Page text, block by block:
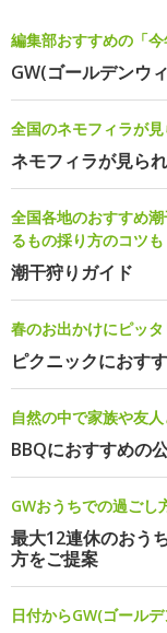
編集部おすすめの「
GW(ゴールデンウ
全国のネモフィラが
ネモフィラが見ら
全国各地のおすすめ
るもの採り方のコツも
潮干狩りガイド
春のお出かけにピッタ
ピクニックにおす
自然の中で家族や友
BBQにおすすめの
GWおうちでの過ごし
最大12連休のおう
方をご提案
日付からGW(ゴール